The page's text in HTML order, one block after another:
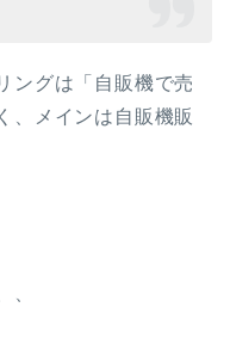
ングは「自販機で売
、メインは自販機販
、